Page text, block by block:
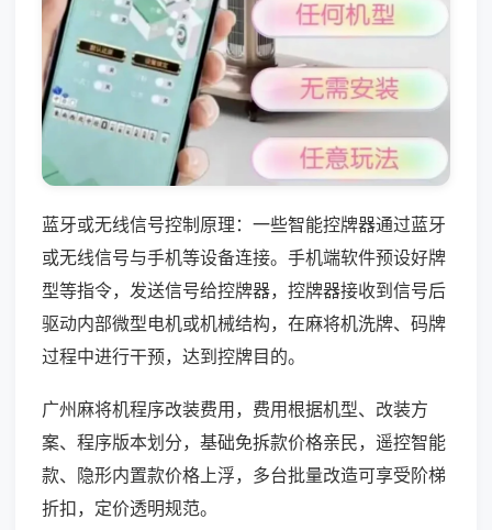
蓝牙或无线信号控制原理：一些智能控牌器通过蓝牙
或无线信号与手机等设备连接。手机端软件预设好牌
型等指令，发送信号给控牌器，控牌器接收到信号后
驱动内部微型电机或机械结构，在麻将机洗牌、码牌
过程中进行干预，达到控牌目的。
广州麻将机程序改装费用，费用根据机型、改装方
案、程序版本划分，基础免拆款价格亲民，遥控智能
款、隐形内置款价格上浮，多台批量改造可享受阶梯
折扣，定价透明规范。